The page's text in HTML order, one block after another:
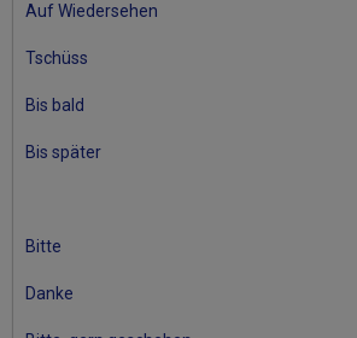
Auf Wiedersehen
Tschüss
Bis bald
Bis später
Bitte
Danke